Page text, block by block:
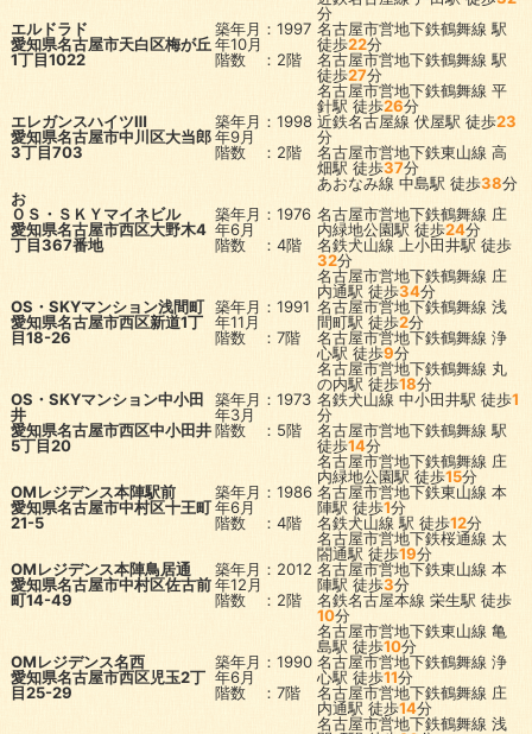
分
エルドラド
愛知県名古屋市天白区梅が丘
1丁目1022
築年月：1997
年10月
階数 ：2階
名古屋市営地下鉄鶴舞線 駅
徒歩22分
名古屋市営地下鉄鶴舞線 駅
徒歩27分
名古屋市営地下鉄鶴舞線 平
針駅 徒歩26分
エレガンスハイツⅢ
愛知県名古屋市中川区大当郎
3丁目703
築年月：1998
年9月
階数 ：2階
近鉄名古屋線 伏屋駅 徒歩23
分
名古屋市営地下鉄東山線 高
畑駅 徒歩37分
あおなみ線 中島駅 徒歩38分
お
ＯＳ・ＳＫＹマイネビル
愛知県名古屋市西区大野木4
丁目367番地
築年月：1976
年6月
階数 ：4階
名古屋市営地下鉄鶴舞線 庄
内緑地公園駅 徒歩24分
名鉄犬山線
上小田井駅 徒歩
32分
名古屋市営地下鉄鶴舞線 庄
内通駅 徒歩34分
OS・SKYマンション浅間町
愛知県名古屋市西区新道1丁
目18-26
築年月：1991
年11月
階数 ：7階
名古屋市営地下鉄鶴舞線 浅
間町駅 徒歩2分
名古屋市営地下鉄鶴舞線 浄
心駅 徒歩9分
名古屋市営地下鉄鶴舞線 丸
の内駅 徒歩18分
OS・SKYマンション中小田
井
愛知県名古屋市西区中小田井
5丁目20
築年月：1973
年3月
階数 ：5階
名鉄犬山線 中小田井駅 徒歩1
分
名古屋市営地下鉄鶴舞線 駅
徒歩14分
名古屋市営地下鉄鶴舞線 庄
内緑地公園駅 徒歩15分
OMレジデンス本陣駅前
愛知県名古屋市中村区十王町
21-5
築年月：1986
年6月
階数 ：4階
名古屋市営地下鉄東山線 本
陣駅 徒歩1分
名鉄犬山線 駅 徒歩12分
名古屋市営地下鉄桜通線 太
閤通駅 徒歩19分
OMレジデンス本陣鳥居通
愛知県名古屋市中村区佐古前
町14-49
築年月：2012
年12月
階数 ：2階
名古屋市営地下鉄東山線 本
陣駅 徒歩3分
名鉄名古屋本線 栄生駅 徒歩
10分
名古屋市営地下鉄東山線 亀
島駅 徒歩10分
OMレジデンス名西
愛知県名古屋市西区児玉2丁
目25-29
築年月：1990
年6月
階数 ：7階
名古屋市営地下鉄鶴舞線 浄
心駅 徒歩11分
名古屋市営地下鉄鶴舞線 庄
内通駅 徒歩14分
名古屋市営地下鉄鶴舞線 浅